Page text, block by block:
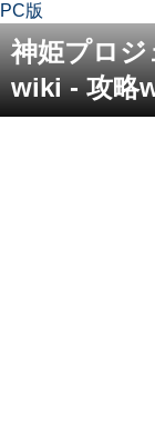
PC版
神姫プロ
wiki - 攻略